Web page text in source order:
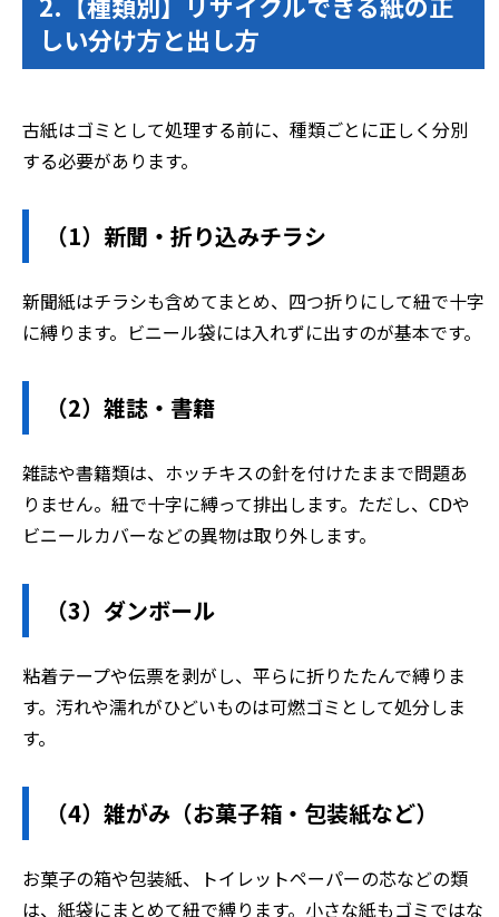
しい分け方と出し方
古紙はゴミとして処理する前に、種類ごとに正しく分別
する必要があります。
（1）新聞・折り込みチラシ
新聞紙はチラシも含めてまとめ、四つ折りにして紐で十字
に縛ります。ビニール袋には入れずに出すのが基本です。
（2）雑誌・書籍
雑誌や書籍類は、ホッチキスの針を付けたままで問題あ
りません。紐で十字に縛って排出します。ただし、CDや
ビニールカバーなどの異物は取り外します。
（3）ダンボール
粘着テープや伝票を剥がし、平らに折りたたんで縛りま
す。汚れや濡れがひどいものは可燃ゴミとして処分しま
す。
（4）雑がみ（お菓子箱・包装紙など）
お菓子の箱や包装紙、トイレットペーパーの芯などの類
は、紙袋にまとめて紐で縛ります。小さな紙もゴミではな